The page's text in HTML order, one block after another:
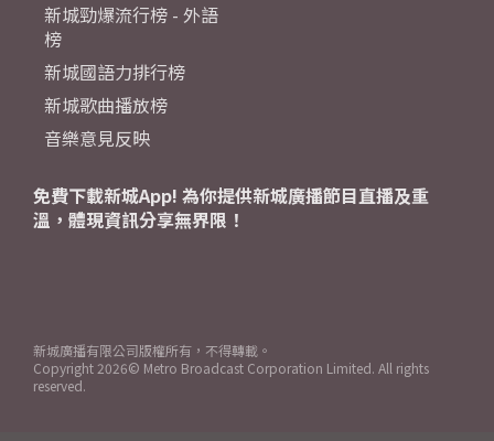
新城勁爆流行榜 - 外語
榜
新城國語力排行榜
新城歌曲播放榜
音樂意見反映
免費下載新城App! 為你提供新城廣播節目直播及重
溫，體現資訊分享無界限！
新城廣播有限公司版權所有，不得轉載。
Copyright 2026© Metro Broadcast Corporation Limited. All rights
reserved.